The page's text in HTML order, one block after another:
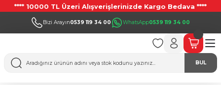
**** 10000 TL Üzeri Alışverişlerinizde Kargo Bedava ****
Bizi Arayın0539 119 34 00 WhatsApp0539 119 34 00
BUL